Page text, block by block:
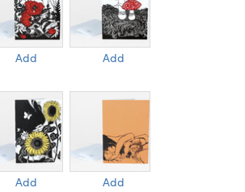
Add Add
Add Add